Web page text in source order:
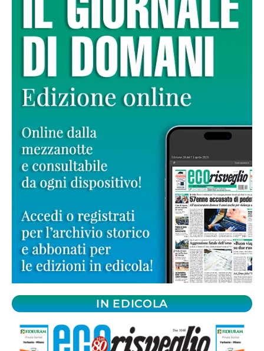
IN EDICOLA